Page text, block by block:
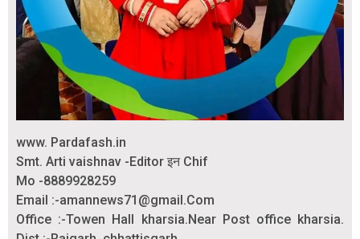
www. Pardafash.in
Smt. Arti vaishnav -Editor इन Chif
Mo -8889928259
Email :-amannews71@gmail.Com
Office :-Towen Hall kharsia.Near Post office kharsia.